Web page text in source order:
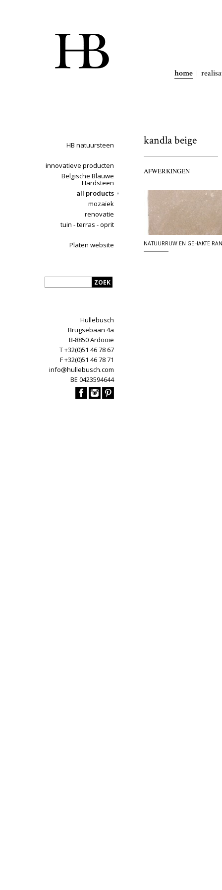
home
HB natuursteen
innovatieve producten
Belgische Blauwe
Hardsteen
all products
mozaïek
renovatie
tuin - terras - oprit
Platen website
Hullebusch
Brugsebaan 4a
B-8850 Ardooie
T +32(0)51 46 78 67
F +32(0)51 46 78 71
info@hullebusch.com
BE 0423594644
kandla beige
AFWERKINGEN
NATUURRUW EN GEHAKTE